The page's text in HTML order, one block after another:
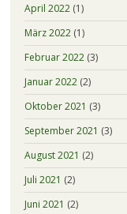
April 2022(1)
März 2022(1)
Februar 2022(3)
Januar 2022(2)
Oktober 2021 (3)
September 2021 (3)
August 2021 (2)
Juli 2021 (2)
Juni 2021 (2)